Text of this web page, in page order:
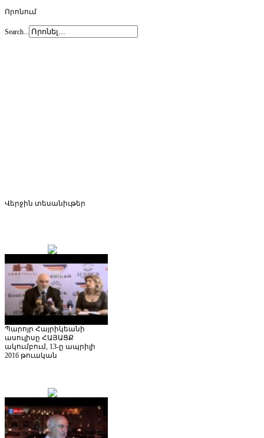
Որոնում
Search...
Վերջին տեսանիւթեր
Պարոյր Հայրիկեանի
ասուլիսը ՀԱՅԱՑՔ
ակումբում, 13-ը ապրիլի
2016 թուական